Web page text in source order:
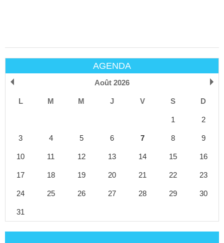
AGENDA
Août 2026
L M M J V S D
1 2
3 4 5 6 7 8 9
10 11 12 13 14 15 16
17 18 19 20 21 22 23
24 25 26 27 28 29 30
31